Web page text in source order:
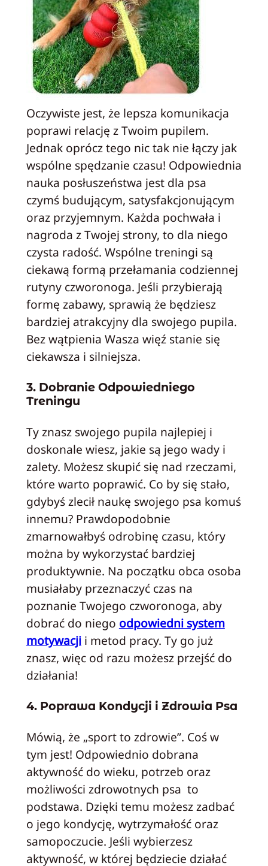
Oczywiste jest, że lepsza komunikacja
poprawi relację z Twoim pupilem.
Jednak oprócz tego nic tak nie łączy jak
wspólne spędzanie czasu! Odpowiednia
nauka posłuszeństwa jest dla psa
czymś budującym, satysfakcjonującym
oraz przyjemnym. Każda pochwała i
nagroda z Twojej strony, to dla niego
czysta radość. Wspólne treningi są
ciekawą formą przełamania codziennej
rutyny czworonoga. Jeśli przybierają
formę zabawy, sprawią że będziesz
bardziej atrakcyjny dla swojego pupila.
Bez wątpienia Wasza więź stanie się
ciekawsza i silniejsza.
3. Dobranie Odpowiedniego
Treningu
Ty znasz swojego pupila najlepiej i
doskonale wiesz, jakie są jego wady i
zalety. Możesz skupić się nad rzeczami,
które warto poprawić. Co by się stało,
gdybyś zlecił naukę swojego psa komuś
innemu? Prawdopodobnie
zmarnowałbyś odrobinę czasu, który
można by wykorzystać bardziej
produktywnie. Na początku obca osoba
musiałaby przeznaczyć czas na
poznanie Twojego czworonoga, aby
dobrać do niego odpowiedni system
motywacjii metod pracy. Ty go już
znasz, więc od razu możesz przejść do
działania!
4. Poprawa Kondycji i Zdrowia Psa
Mówią, że „sport to zdrowie”. Coś w
tym jest! Odpowiednio dobrana
aktywność do wieku, potrzeb oraz
możliwości zdrowotnych psa to
podstawa. Dzięki temu możesz zadbać
o jego kondycję, wytrzymałość oraz
samopoczucie. Jeśli wybierzesz
aktywność, w której będziecie działać